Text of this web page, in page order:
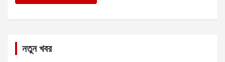
নতুন খবর